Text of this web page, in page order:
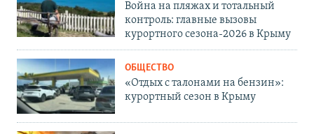
Война на пляжах и тотальный
контроль: главные вызовы
курортного сезона-2026 в Крыму
ОБЩЕСТВО
«Отдых с талонами на бензин»:
курортный сезон в Крыму